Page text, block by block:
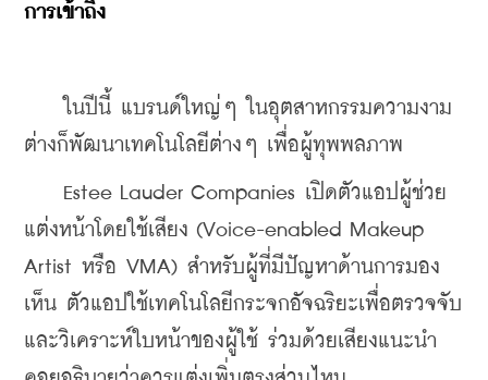
การเข้าถึง
ในปีนี้ แบรนด์ใหญ่ๆ ในอุตสาหกรรมความงาม
ต่างก็พัฒนาเทคโนโลยีต่างๆ เพื่อผู้ทุพพลภาพ
Estee Lauder Companies เปิดตัวแอปผู้ช่วย
แต่งหน้าโดยใช้เสียง (Voice-enabled Makeup
Artist หรือ VMA) สำหรับผู้ที่มีปัญหาด้านการมอง
เห็น ตัวแอปใช้เทคโนโลยีกระจกอัจฉริยะเพื่อตรวจจับ
และวิเคราะห์ใบหน้าของผู้ใช้ ร่วมด้วยเสียงแนะนำ